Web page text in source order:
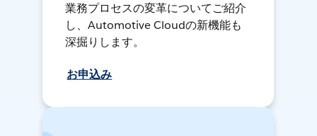
業務プロセスの変革についてご紹介
し、Automotive Cloudの新機能も
深掘りします。
お申込み